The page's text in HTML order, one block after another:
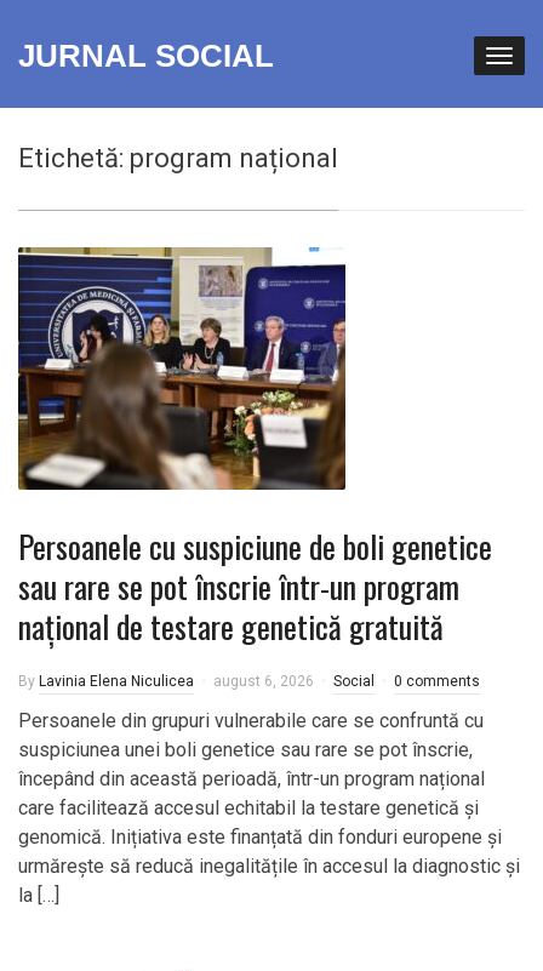
JURNAL SOCIAL
Etichetă: program național
Persoanele cu suspiciune de boli genetice
sau rare se pot înscrie într-un program
național de testare genetică gratuită
By Lavinia Elena Niculicea august 6, 2026 Social 0 comments
Persoanele din grupuri vulnerabile care se confruntă cu
suspiciunea unei boli genetice sau rare se pot înscrie,
începând din această perioadă, într-un program național
care facilitează accesul echitabil la testare genetică și
genomică. Inițiativa este finanțată din fonduri europene și
urmărește să reducă inegalitățile în accesul la diagnostic și
la […]